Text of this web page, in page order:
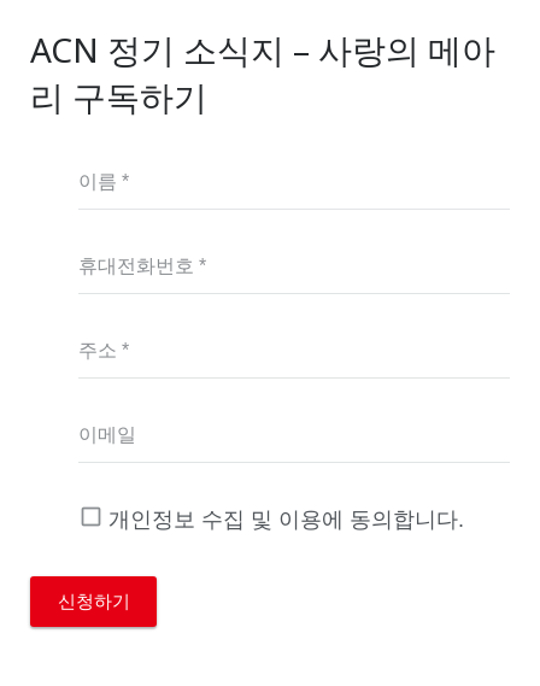
ACN 정기 소식지 – 사랑의 메아
리 구독하기
이름 *
휴대전화번호 *
주소 *
이메일
개인정보 수집 및 이용에 동의합니다.